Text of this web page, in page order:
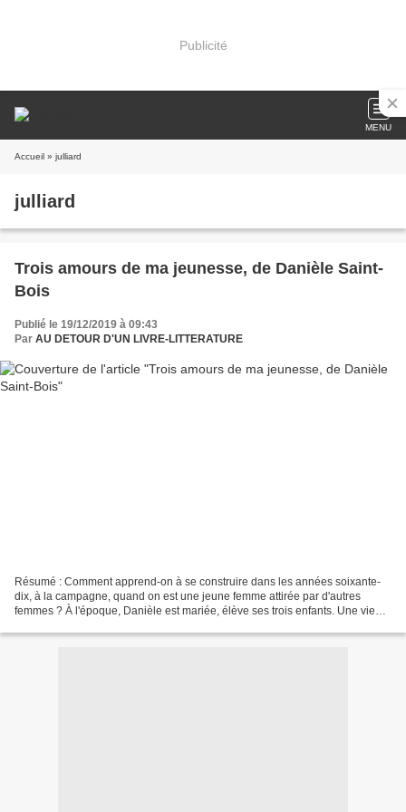
Publicité
MENU
Accueil » julliard
julliard
Trois amours de ma jeunesse, de Danièle Saint-
Bois
Publié le 19/12/2019 à 09:43
Par AU DETOUR D'UN LIVRE-LITTERATURE
Résumé : Comment apprend-on à se construire dans les années soixante-
dix, à la campagne, quand on est une jeune femme attirée par d'autres
femmes ? À l'époque, Danièle est mariée, élève ses trois enfants. Une vie